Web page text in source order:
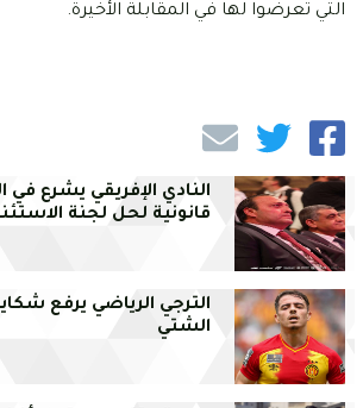
التي تعرضوا لها في المقابلة الأخيرة.
النادي الإفريقي يشرع في
قانونية لحل لجنة
الترجي الرياضي يرفع
الشتي